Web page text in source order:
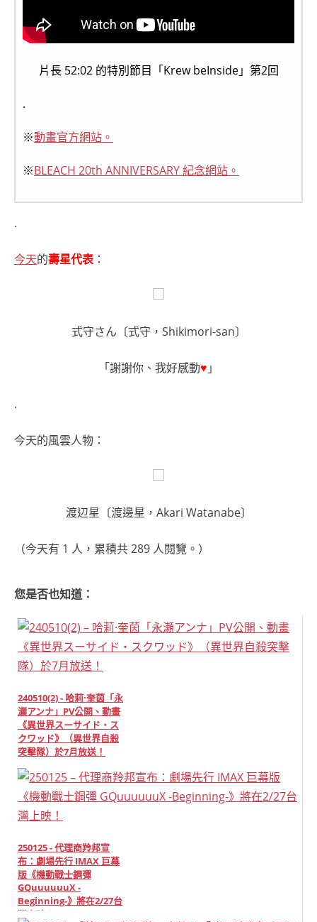
片長 52:02 的特別節目「Krew beInside」第2回
.
※動畫官方網站。
※BLEACH 20th ANNIVERSARY 紀念網站。
.
今天的壽星代表：
式守さん〔式守，Shikimori-san〕
「謝謝你、我好感動♥ 」
.
今天的風雲人物：
渡辺星〔渡邊星，Akari Watanabe〕
（今天有 1 人，累積共 289 人閱覽。）
您是否也知道：
240510(2) - 哈莉·奎茵「永
瀬アンナ」PV公開、動畫
《異世界スーサイド・ス
クワッド》（異世界自殺
突擊隊）於7月放送！
250125 - 代理商羚邦宣
布：劇場先行 IMAX 巨幕
版《機動戰士鋼彈
GQuuuuuuX -
Beginning-》將在2/27台
灣上映！